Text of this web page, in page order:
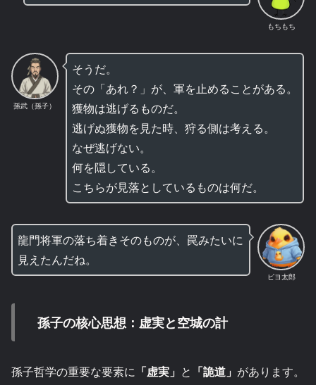
もちもち
孫武（孫子）
そうだ。
その「あれ？」が、軍を止めることがある。
獲物は逃げるものだ。
逃げぬ獲物を見た時、狩る側は考える。
なぜ逃げない。
何を隠している。
こちらが見落としているものは何だ。
ピヨ太郎
龍門将軍の落ち着きそのものが、罠みたいに
見えたんだね。
孫子の核心思想：虚実と空城の計
孫子哲学の重要な要素に 「虚実」 と 「詭道」 があります。